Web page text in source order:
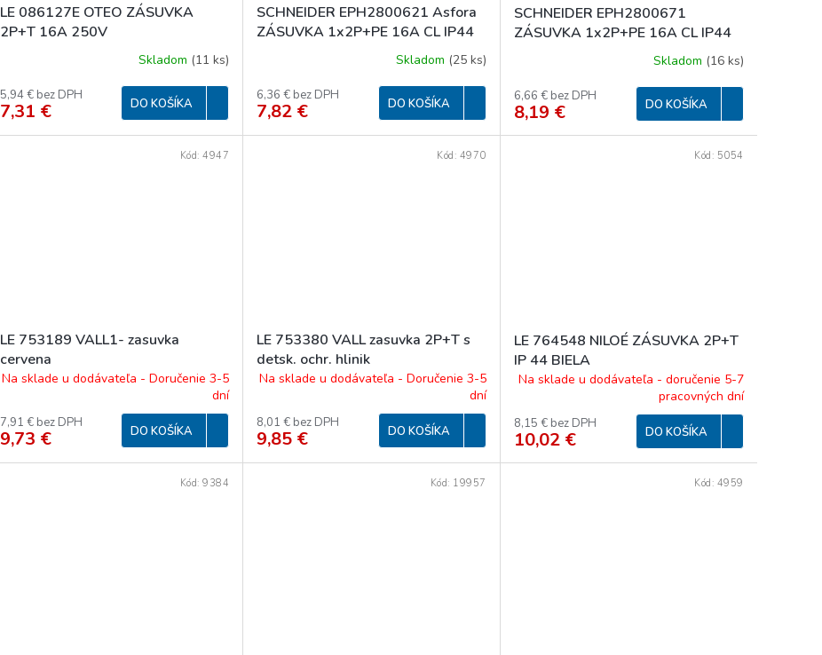
LE 086127E OTEO ZÁSUVKA
2P+T 16A 250V
Skladom (11 ks)
5,94 € bez DPH
7,31 € DO KOŠÍKA
SCHNEIDER EPH2800621 Asfora
ZÁSUVKA 1x2P+PE 16A CL IP44
Skladom (25 ks)
6,36 € bez DPH
7,82 € DO KOŠÍKA
SCHNEIDER EPH2800671
ZÁSUVKA 1x2P+PE 16A CL IP44
Skladom (16 ks)
6,66 € bez DPH
8,19 € DO KOŠÍKA
LE 753189 VALL1- zasuvka
cervena
Na sklade u dodávateľa - Doručenie 3-5
dní
7,91 € bez DPH
9,73 € DO KOŠÍKA
Kód:4947
LE 753380 VALL zasuvka 2P+T s
detsk. ochr. hlinik
Na sklade u dodávateľa - Doručenie 3-5
dní
8,01 € bez DPH
9,85 € DO KOŠÍKA
Kód: 4970
LE 764548 NILOÉ ZÁSUVKA 2P+T
IP 44 BIELA
Na sklade u dodávateľa - doručenie 5-7
pracovných dní
8,15 € bez DPH
10,02 € DO KOŠÍKA
Kód: 5054
Kód:9384 Kód: 19957 Kód: 4959